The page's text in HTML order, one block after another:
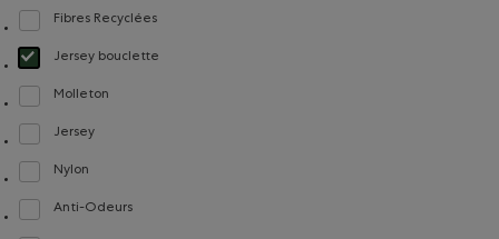
Fibres Recyclées
Classer selon Composition : FibresRecyclées(RecycledFibres)
Jersey bouclette
Choisir Classé selon Composition : Jerseybouclette(FrenchTerry)
Molleton
Classer selon Composition : Molleton(Fleece)
Jersey
Classer selon Composition : Jersey(Jersey)
Nylon
Classer selon Composition : Nylon(Nylon)
Anti-Odeurs
Classer selon Composition : Anti-Odeurs(Anti-Odour)